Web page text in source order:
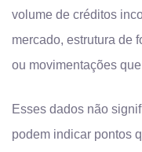
volume de créditos
mercado, estrutura de
ou movimentações
Esses dados não
podem indicar pontos